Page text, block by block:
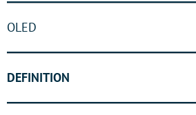
OLED
DEFINITION